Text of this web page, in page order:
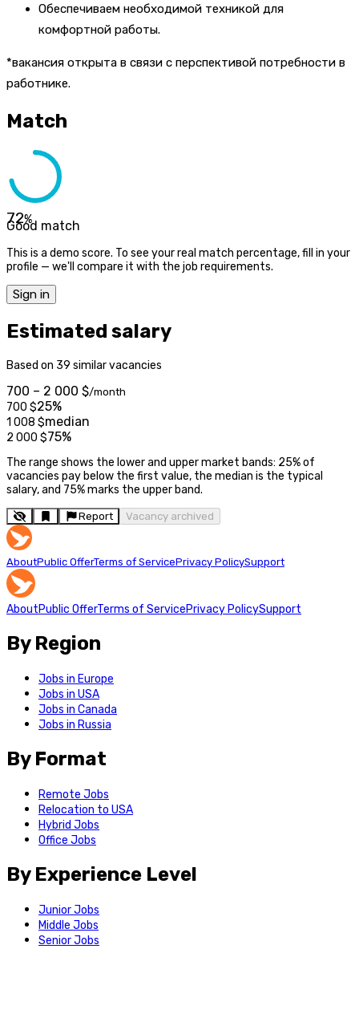
Обеспечиваем необходимой техникой для
комфортной работы.
*вакансия открыта в связи с перспективой потребности в
работнике.
Match
72%
Good match
This is a demo score. To see your real match percentage, fill in your
profile — we'll compare it with the job requirements.
Sign in
Estimated salary
Based on 39 similar vacancies
700 – 2 000 $/month
700 $25%
1 008 $median
2 000 $75%
The range shows the lower and upper market bands: 25% of
vacancies pay below the first value, the median is the typical
salary, and 75% marks the upper band.
Report Vacancy archived
AboutPublic OfferTerms of ServicePrivacy PolicySupport
AboutPublic OfferTerms of ServicePrivacy PolicySupport
By Region
Jobs in Europe
Jobs in USA
Jobs in Canada
Jobs in Russia
By Format
Remote Jobs
Relocation to USA
Hybrid Jobs
Office Jobs
By Experience Level
Junior Jobs
Middle Jobs
Senior Jobs